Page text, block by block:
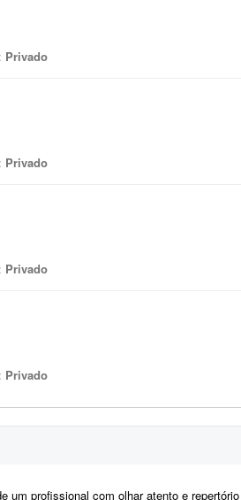
Privado
Privado
Privado
Privado
com olhar atento e repertório refinado em design e arquitetura para